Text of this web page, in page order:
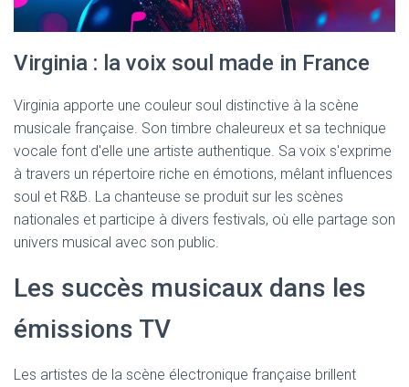
Virginia : la voix soul made in France
Virginia apporte une couleur soul distinctive à la scène
musicale française. Son timbre chaleureux et sa technique
vocale font d'elle une artiste authentique. Sa voix s'exprime
à travers un répertoire riche en émotions, mêlant influences
soul et R&B. La chanteuse se produit sur les scènes
nationales et participe à divers festivals, où elle partage son
univers musical avec son public.
Les succès musicaux dans les
émissions TV
Les artistes de la scène électronique française brillent